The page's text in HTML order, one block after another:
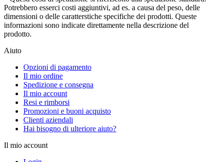
Potrebbero esserci costi aggiuntivi, ad es. a causa del peso, delle
dimensioni o delle caratterstiche specifiche dei prodotti. Queste
informazioni sono indicate direttamente nella descrizione del
prodotto.
Aiuto
Opzioni di pagamento
Il mio ordine
Spedizione e consegna
Il mio account
Resi e rimborsi
Promozioni e buoni acquisto
Clienti aziendali
Hai bisogno di ulteriore aiuto?
Il mio account